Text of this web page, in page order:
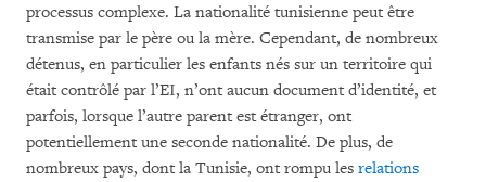
processus complexe. La nationalité tunisienne peut être
transmise par le père ou la mère. Cependant, de nombreux
détenus, en particulier les enfants nés sur un territoire qui
était contrôlé par l’EI, n’ont aucun document d’identité, et
parfois, lorsque l’autre parent est étranger, ont
potentiellement une seconde nationalité. De plus, de
nombreux pays, dont la Tunisie, ont rompu les relations